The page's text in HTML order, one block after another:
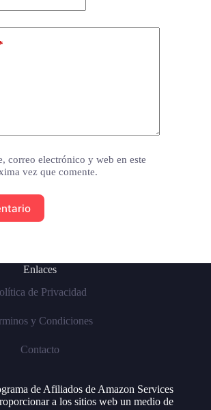
correo electrónico y web en este
vez que comente.
Enlaces
de Privacidad
y Condiciones
Contacto
de Afiliados de Amazon Services
a los sitios web un medio de